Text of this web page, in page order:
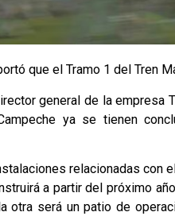
que el Tramo 1 del Tren
general de la
ya se tienen
relacionadas con
a partir del próximo
otra será un patio de